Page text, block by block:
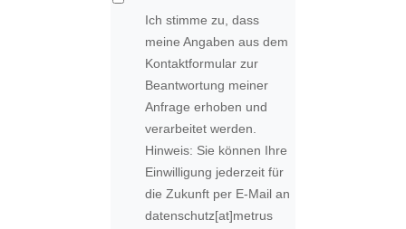
Ich stimme zu, dass
meine Angaben aus dem
Kontaktformular zur
Beantwortung meiner
Anfrage erhoben und
verarbeitet werden.
Hinweis: Sie können Ihre
Einwilligung jederzeit für
die Zukunft per E-Mail an
datenschutz[at]metrus